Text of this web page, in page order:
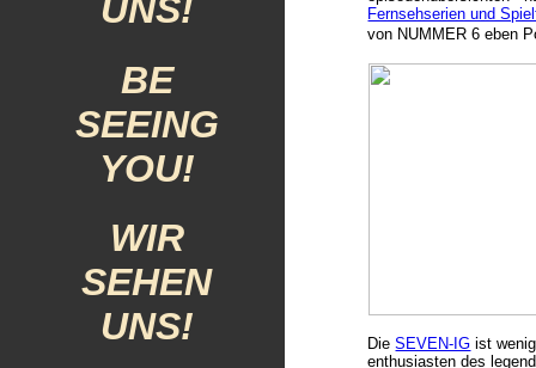
UNS!
BE
SEEING
YOU!
WIR
SEHEN
UNS!
Fernsehserien und
von NUMMER 6 eben
DieSEVEN-IG ist
enthusiasten des